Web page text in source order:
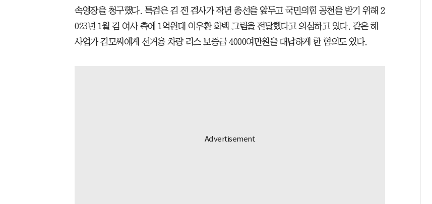
속영장을 청구했다. 특검은 김 전 검사가 작년 총선을 앞두고 국민의힘 공천을 받기 위해 2
023년 1월 김 여사 측에 1억원대 이우환 화백 그림을 전달했다고 의심하고 있다. 같은 해
사업가 김모씨에게 선거용 차량 리스 보증금 4000여만원을 대납하게 한 혐의도 있다.